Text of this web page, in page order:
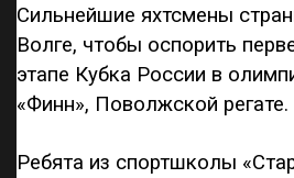
Сильнейшие яхтсмены
Волге, чтобы оспорить
этапе Кубка России в
«Финн», Поволжской регате.
Ребята из спортшколы